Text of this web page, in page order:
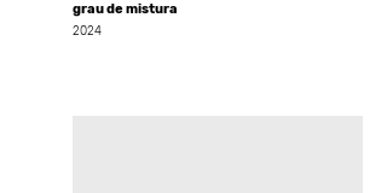
grau de mistura
2024